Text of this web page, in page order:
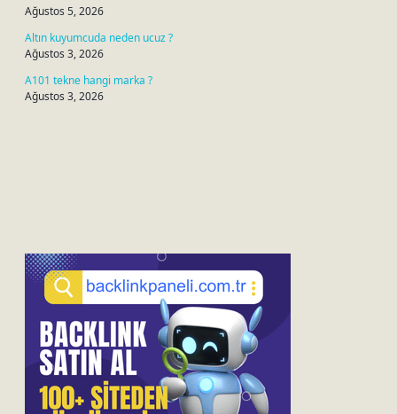
Ağustos 5, 2026
Altın kuyumcuda neden ucuz ?
Ağustos 3, 2026
A101 tekne hangi marka ?
Ağustos 3, 2026